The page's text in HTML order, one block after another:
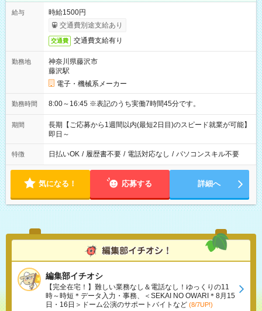
給与
時給1500円
交通費別途支給あり
交通費 交通費支給有り
勤務地
神奈川県藤沢市
藤沢駅
電子・機械系メーカー
勤務時間 8:00～16:45 ※表記のうち実働7時間45分です。
期間
長期【ご応募から1週間以内(最短2日目)のスピード就業が可能】
即日～
特徴 日払いOK / 履歴書不要 / 電話対応なし / パソコンスキル不要
気になる！ 応募する 詳細へ
編集部イチオシ
【完全在宅！】難しい業務なし＆電話なし！ゆっくりの11
時～時短＊データ入力・事務、＜SEKAI NO OWARI＊8月15
日・16日＞ドーム公演のサポートバイトなど (8/7UP!)